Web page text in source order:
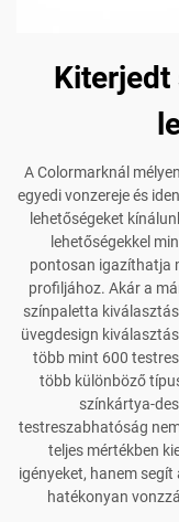
Kiterjedt
A Colormarknál
egyedi vonzereje és
lehetőségeket
lehetőségekkel
pontosan igazíthatja
profiljához. Akár a
színpaletta
üvegdesign
több mint 600
több különböző
színkártya-
testreszabhatóság
teljes mértékben
igényeket, hanem
hatékonyan